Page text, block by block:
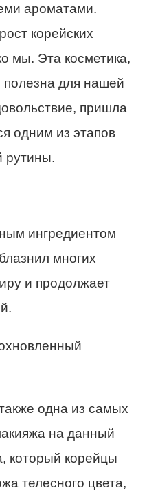
ароматами.
корейских
мы. Эта косметика,
полезна для нашей
пришла
одним из этапов
рутины.
ингредиентом
многих
и продолжает
одна из самых
на данный
который корейцы
телесного цвета,